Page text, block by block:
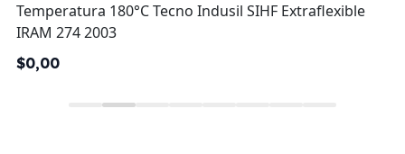
Temperatura 180°C Tecno Indusil SIHF Extraflexible
IRAM 274 2003
$0,00